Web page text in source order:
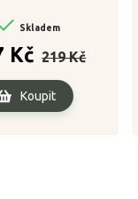
Skladem
Kč
cena
219 Kč
Koupit